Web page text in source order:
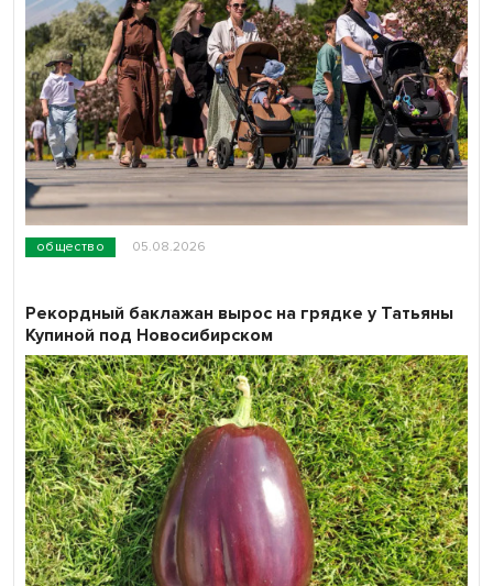
общество 05.08.2026
Рекордный баклажан вырос на грядке у Татьяны
Купиной под Новосибирском